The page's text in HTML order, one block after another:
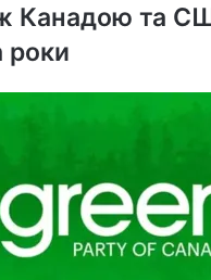
Канадою та
роки